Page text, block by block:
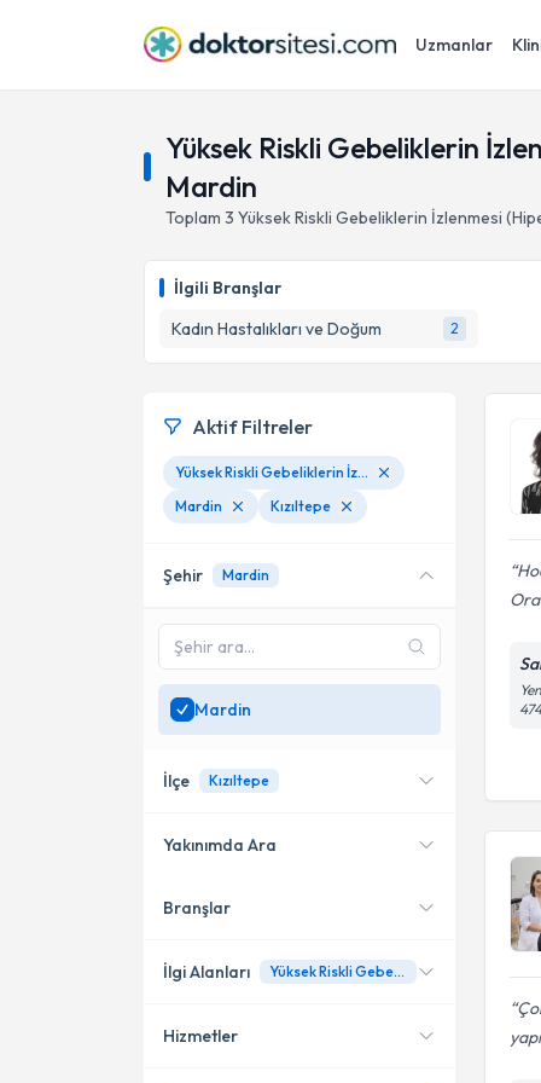
Uzmanlar
Yüksek Riskli Gebeliklerin
Mardin
Toplam 3 Yüksek Riskli Gebeliklerin İzlenmesi
İlgili Branşlar
Kadın Hastalıkları ve Doğum
2
Aktif Filtreler
Yüksek Riskli Gebeliklerin İzlenmesi (Hipertansif, Diyabetik Gebelikler Gibi.)
Mardin
Kızıltepe
Şehir Mardin
Mardin
İlçe Kızıltepe
Kızıltepe
Yakınımda Ara
Konumuma yakın uzmanları
Branşlar
Kadın Hastalıkları ve Doğum
İlgi Alanları Yüksek Riskli Gebeliklerin İzlenmesi (Hipertansif, Diyabetik Gebelikler Gibi.)
Hizmetler